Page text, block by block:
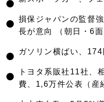
● 損保ジャパンの監督
長が意向 （朝日・6面
● ガソリン横ばい、
●
トヨタ系販社11社、
費、1,6万件公表（産